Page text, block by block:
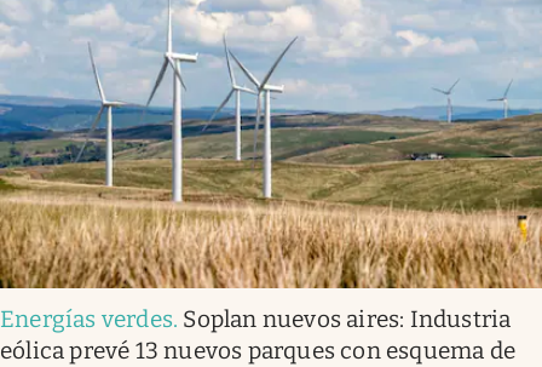
Energías verdes. Soplan nuevos aires: Industria
eólica prevé 13 nuevos parques con esquema de